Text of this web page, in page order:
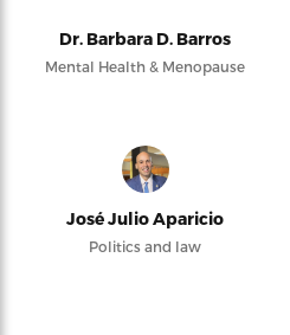
Dr. Barbara D. Barros
Mental Health & Menopause
José Julio Aparicio
Politics and law